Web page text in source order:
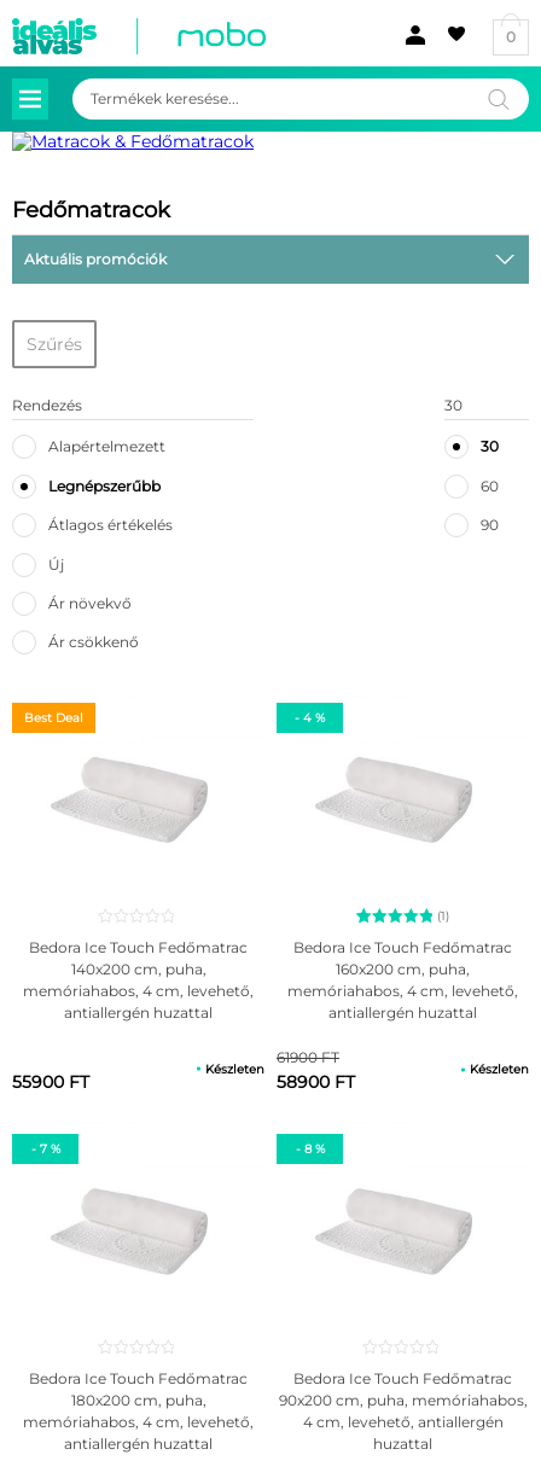
0
Products
search
Fedőmatracok
Aktuális promóciók
Szűrés
30
30
60
90
Rendezés
Alapértelmezett
Legnépszerűbb
Átlagos értékelés
Új
Ár növekvő
Ár csökkenő
Best Deal
Bedora Ice Touch Fedőmatrac
140x200 cm, puha,
memóriahabos, 4 cm, levehető,
antiallergén huzattal
55900 FT
Készleten
- 4 %
Értékelés
5.00
az 5-ből,
1
értékelés
alapján
(1)
Bedora Ice Touch Fedőmatrac
160x200 cm, puha,
memóriahabos, 4 cm, levehető,
antiallergén huzattal
61900 FT
58900 FT
Készleten
- 7 %
Bedora Ice Touch Fedőmatrac
180x200 cm, puha,
memóriahabos, 4 cm, levehető,
antiallergén huzattal
- 8 %
Bedora Ice Touch Fedőmatrac
90x200 cm, puha, memóriahabos,
4 cm, levehető, antiallergén
huzattal